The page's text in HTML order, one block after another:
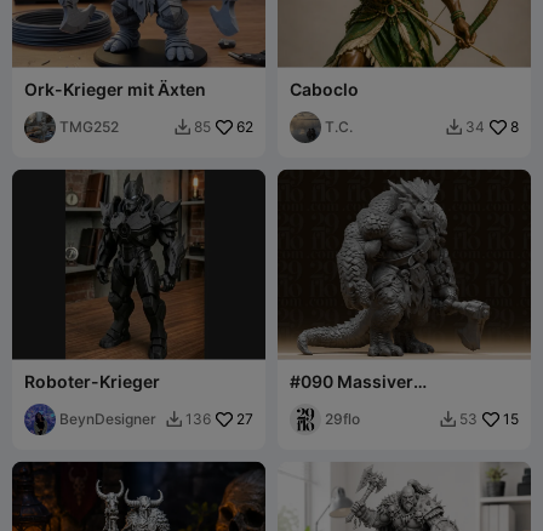
Ork-Krieger mit Äxten
TMG252  85 62
Caboclo
T.C.  34 8
Roboter-Krieger
BeynDesigner  136 27
#090 Massiver
Krieger Miniatur
29flo  53 15